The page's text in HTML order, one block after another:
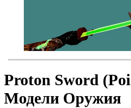
Proton Sword
Модели Оружия